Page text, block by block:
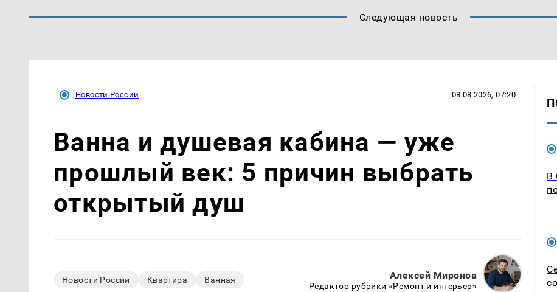
Следующая новость
Новости России 08.08.2026, 07:20
Ванна и душевая кабина — уже
прошлый век: 5 причин выбрать
открытый душ
Новости России Квартира Ванная Алексей Миронов
Редактор рубрики «Ремонт и интерьер»
В